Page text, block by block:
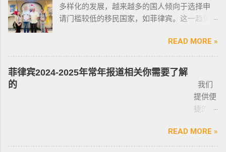
为犯罪分子目标的商人，也可以申请携带许可
证。 据悉，这些行业的人们必须通过药物和心
的两年以上徒刑的案子，才可以获得特殊枪支
下，才可以携带枪支。 菲律宾当局表示，新法
律将帮助他们更好地规范使用枪械，遏制涉枪
犯罪。 该法律更严厉规定，个人如果非法持有
无牌枪支且被定罪的话，将面临至少入狱30
禁止公民携带枪支进入公共场合的禁令，即使
是未当班的警察，在公共场合携带配枪，也会
较严重。例如19-20年，很多客户是非法用落地
签转旅游签。 一般遣返客户都会成为“菲律宾不
次再来需要洗黑。 哪些情况会被遣返？ 1. 落地
签转旅游签的旅客，如果没有提前在移民局处
理，出境在机场就被扣护照。 2. 2016年克拉克
事件被抓的，又保关入境的客户必须要做遣返
才能出境。 3. 在菲律宾工作无牌照被本地警察
抓，在拘留所等待遣返或保出来做遣返。 4. 在
5. 在机场海关是黑名单保关入境的，回国要做
不详细说明了，中国人卖的车很多调表 很多有
暗伤才卖； 找到你心爱的车的时候千万不要着
急下单，一定要多渠道比价，多维度评估，最
车人和 和你交易的是不是同一个人 ； 在菲买二
手车一般都是车主将车卖给车行，车行再把车
卖给你，所以有几个细节你要注意了： 1、你会
拿到两份合同，第一份是车主卖给车行的，这
是否一致，车主ID和车行老板ID复印件作为合同
附件一同给你，每一个ID旁边都要有车主的签
多样化的发展，越来越多的国人倾向于选择申
请门槛较低的移民国家，如菲律宾。这一趋势
申请菲律宾的移民签证呢？ 接下来，我们将
分析菲律宾移民签证之所以 备受欢迎的几大原
因，并简要概述其申请条件与流程。菲律宾移
民签证和其他国家相比有很多独特的优势：其
申请成本相对较低，地理位置与中国相近，没
有繁琐的移民监限制，为申请者提供了极大的
便利与自由。 在菲律宾，主要有两种移民
签证：SRRV（退休移民签证）和SIRV（投资移
READ MORE »
菲律宾2024-2025年常年报道相关你需要了解
的
我们
提供便
捷的菲
侨常年
报道服
READ MORE »